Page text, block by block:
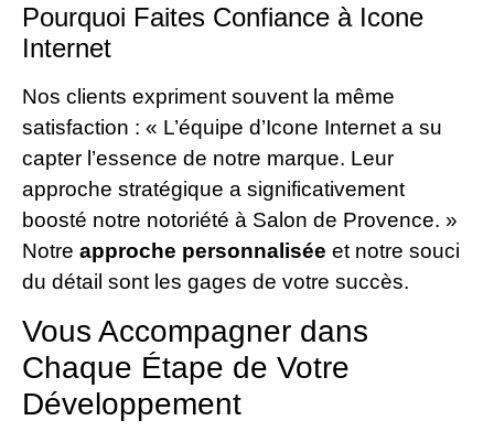
Pourquoi Faites Confiance à Icone
Internet
Nos clients expriment souvent la même
satisfaction : « L’équipe d’Icone Internet a su
capter l’essence de notre marque. Leur
approche stratégique a significativement
boosté notre notoriété à Salon de Provence. »
Notre approche personnalisée et notre souci
du détail sont les gages de votre succès.
Vous Accompagner dans
Chaque Étape de Votre
Développement